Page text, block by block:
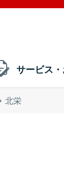
サービス
北栄